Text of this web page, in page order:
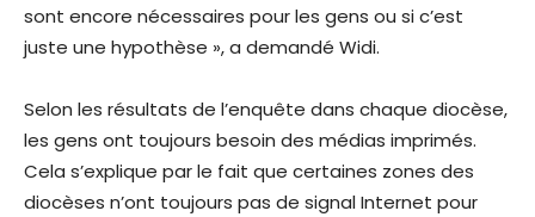
sont encore nécessaires pour les gens ou si c’est
juste une hypothèse », a demandé Widi.
Selon les résultats de l’enquête dans chaque diocèse,
les gens ont toujours besoin des médias imprimés.
Cela s’explique par le fait que certaines zones des
diocèses n’ont toujours pas de signal Internet pour